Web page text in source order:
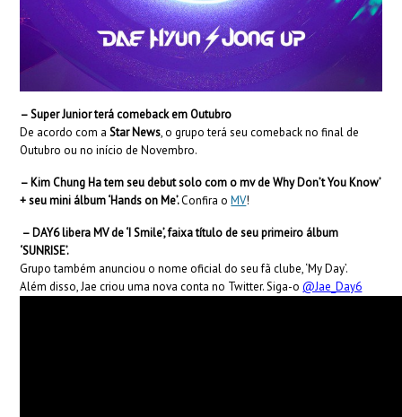
– Super Junior terá comeback em Outubro
De acordo com aStar News, o grupo terá seu comeback no final de
Outubro ou no início de Novembro.
– Kim Chung Hatem seu debut solo com o mv de Why Don’t You Know’
+ seu mini álbum ‘Hands on Me’.Confira oMV!
– DAY6libera MV de ‘I Smile’, faixa título de seu primeiro álbum
‘SUNRISE’.
Grupo também anunciou o nome oficial do seu fã clube, ‘My Day’.
Além disso, Jae criou uma nova conta no Twitter. Siga-o@Jae_Day6